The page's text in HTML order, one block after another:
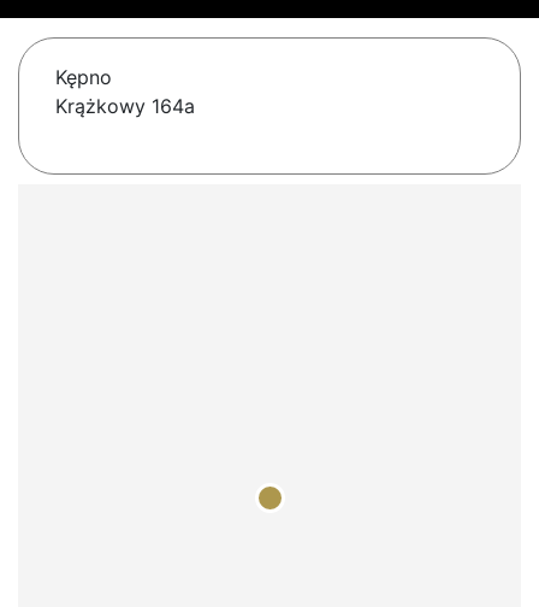
Kępno
Krążkowy 164a